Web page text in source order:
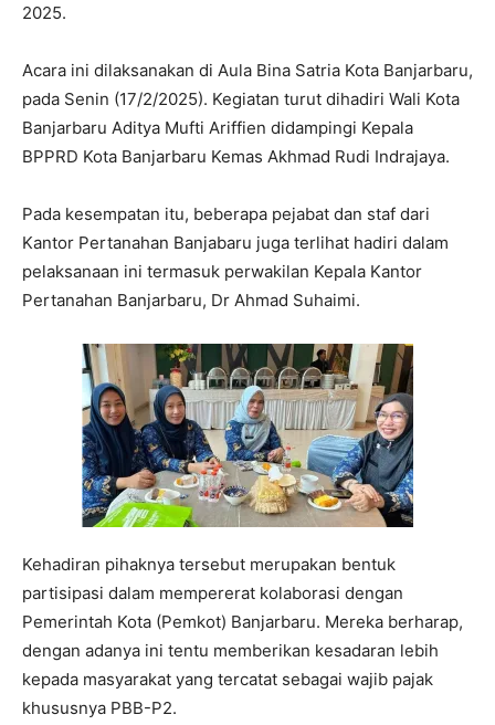
2025.
Acara ini dilaksanakan di Aula Bina Satria Kota Banjarbaru,
pada Senin (17/2/2025). Kegiatan turut dihadiri Wali Kota
Banjarbaru Aditya Mufti Ariffien didampingi Kepala
BPPRD Kota Banjarbaru Kemas Akhmad Rudi Indrajaya.
Pada kesempatan itu, beberapa pejabat dan staf dari
Kantor Pertanahan Banjabaru juga terlihat hadiri dalam
pelaksanaan ini termasuk perwakilan Kepala Kantor
Pertanahan Banjarbaru, Dr Ahmad Suhaimi.
Kehadiran pihaknya tersebut merupakan bentuk
partisipasi dalam mempererat kolaborasi dengan
Pemerintah Kota (Pemkot) Banjarbaru. Mereka berharap,
dengan adanya ini tentu memberikan kesadaran lebih
kepada masyarakat yang tercatat sebagai wajib pajak
khususnya PBB-P2.